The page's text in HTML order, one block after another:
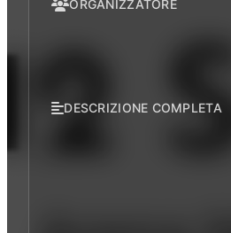
ORGANIZZATORE
DESCRIZIONE COMPLETA